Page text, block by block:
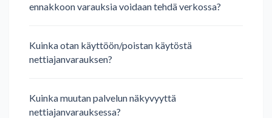
ennakkoon varauksia voidaan tehdä verkossa?
Kuinka otan käyttöön/poistan käytöstä
nettiajanvarauksen?
Kuinka muutan palvelun näkyvyyttä
nettiajanvarauksessa?